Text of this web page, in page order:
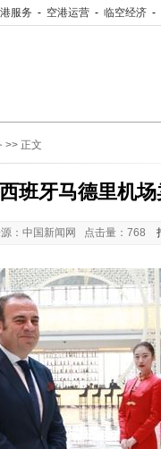
服务 - 空港运营 - 临空经济 -
>> 正文
班牙马德里机
：中国新闻网 点击量： 768